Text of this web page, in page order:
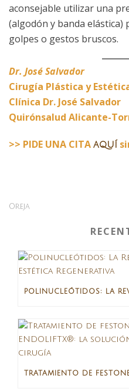
aconsejable utilizar una
(algodón y banda
golpes o gestos bruscos.
Dr. José Salvador
Cirugía Plástica y
Clínica Dr. José Salvador
Quirónsalud Alicante-
>> PIDE UNA CITA aquí
Oreja